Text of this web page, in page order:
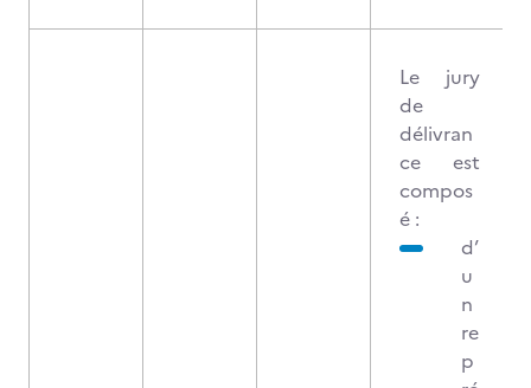
Le jury
de
délivran
ce est
compos
é :
d’
u
n
re
p